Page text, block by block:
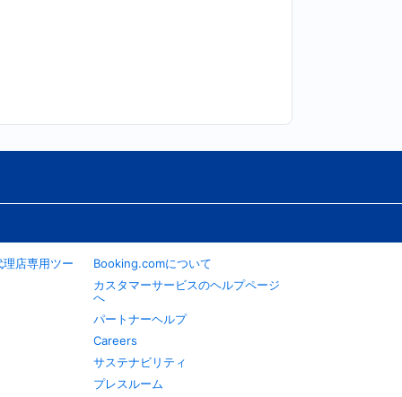
店専用ツー
Booking.comについて
カスタマーサービスのヘルプページ
へ
パートナーヘルプ
Careers
サステナビリティ
プレスルーム